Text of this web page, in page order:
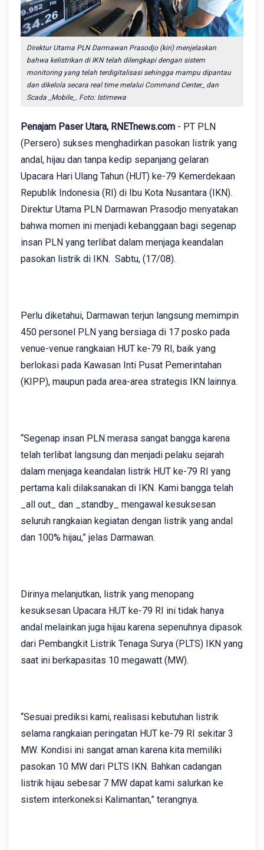
Direktur Utama PLN Darmawan Prasodjo (kiri) menjelaskan
bahwa kelistrikan di IKN telah dilengkapi dengan sistem
monitoring yang telah terdigitalisasi sehingga mampu dipantau
dan dikelola secara real time melalui Command Center_ dan
Scada _Mobile_. Foto: Istimewa
Penajam Paser Utara, RNETnews.com - PT PLN
(Persero) sukses menghadirkan pasokan listrik yang
andal, hijau dan tanpa kedip sepanjang gelaran
Upacara Hari Ulang Tahun (HUT) ke-79 Kemerdekaan
Republik Indonesia (RI) di Ibu Kota Nusantara (IKN).
Direktur Utama PLN Darmawan Prasodjo menyatakan
bahwa momen ini menjadi kebanggaan bagi segenap
insan PLN yang terlibat dalam menjaga keandalan
pasokan listrik di IKN. Sabtu, (17/08).
Perlu diketahui, Darmawan terjun langsung memimpin
450 personel PLN yang bersiaga di 17 posko pada
venue-venue rangkaian HUT ke-79 RI, baik yang
berlokasi pada Kawasan Inti Pusat Pemerintahan
(KIPP), maupun pada area-area strategis IKN lainnya.
“Segenap insan PLN merasa sangat bangga karena
telah terlibat langsung dan menjadi pelaku sejarah
dalam menjaga keandalan listrik HUT ke-79 RI yang
pertama kali dilaksanakan di IKN. Kami bangga telah
_all out_ dan _standby_ mengawal kesuksesan
seluruh rangkaian kegiatan dengan listrik yang andal
dan 100% hijau,” jelas Darmawan.
Dirinya melanjutkan, listrik yang menopang
kesuksesan Upacara HUT ke-79 RI ini tidak hanya
andal melainkan juga hijau karena sepenuhnya dipasok
dari Pembangkit Listrik Tenaga Surya (PLTS) IKN yang
saat ini berkapasitas 10 megawatt (MW).
“Sesuai prediksi kami, realisasi kebutuhan listrik
selama rangkaian peringatan HUT ke-79 RI sekitar 3
MW. Kondisi ini sangat aman karena kita memiliki
pasokan 10 MW dari PLTS IKN. Bahkan cadangan
listrik hijau sebesar 7 MW dapat kami salurkan ke
sistem interkoneksi Kalimantan,” terangnya.